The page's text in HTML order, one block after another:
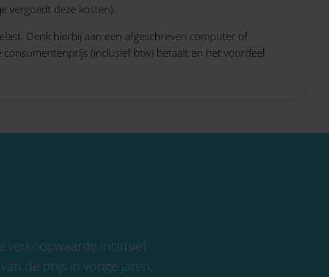
vergoedt deze kosten).
Denk hierbij aan een afgeschreven computer of
(inclusief btw) betaalt en het voordeel
verkoopwaarde inclusief
de prijs in vorige jaren,